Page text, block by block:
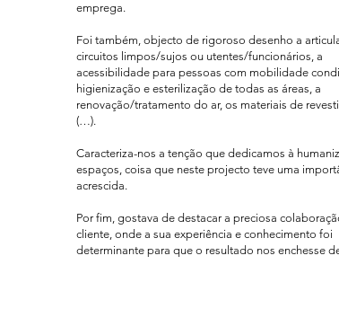
emprega.
Foi também, objecto de rigoroso desenho a
circuitos limpos/sujos ou utentes/funcionários, a
acessibilidade para pessoas com mobilidade
higienização e esterilização de todas as áreas, a
renovação/tratamento do ar, os materiais de
(…).
Caracteriza-nos a tenção que dedicamos à
espaços, coisa que neste projecto teve uma
acrescida.
Por fim, gostava de destacar a preciosa
cliente, onde a sua experiência e conhecimento foi
determinante para que o resultado nos enchesse